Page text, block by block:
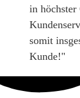
in
somit
Kunde!"